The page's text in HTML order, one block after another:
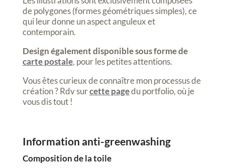
de polygones (formes géométriques simples), ce
qui leur donne un aspect anguleux et
contemporain.
Design également disponible sous forme de
carte postale, pour les petites attentions.
Vous êtes curieux de connaître mon processus de
création ? Rdv surcette pagedu portfolio, où je
vous dis tout !
Information anti-greenwashing
Composition de la toile